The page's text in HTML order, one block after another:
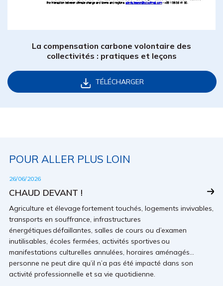
La compensation carbone volontaire des
collectivités : pratiques et leçons
TÉLÉCHARGER
POUR ALLER PLUS LOIN
26/06/2026
CHAUD DEVANT !
Agriculture et élevage fortement touchés, logements invivables,
transports en souffrance, infrastructures
énergétiques défaillantes, salles de cours ou d’examen
inutilisables, écoles fermées, activités sportives ou
manifestations culturelles annulées, horaires aménagés…
personne ne peut dire qu’il n’a pas été impacté dans son
activité professionnelle et sa vie quotidienne.